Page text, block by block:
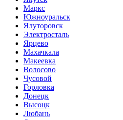
Маркс
Южноуральск
Ялуторовск
Электросталь
Ярцево
Махачкала
Макеевка
Волосово
Чусовой
Горловка
Донецк
Высоцк
Любань